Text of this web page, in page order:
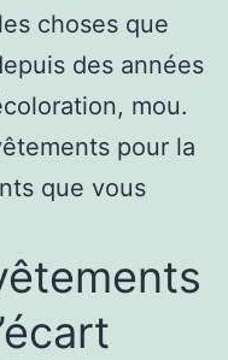
choses que
des années
mou.
pour la
que vous